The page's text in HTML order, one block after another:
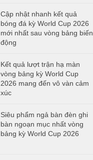
Cập nhật nhanh kết quả
bóng đá kỳ World Cup 2026
mới nhất sau vòng bảng biến
động
Kết quả lượt trận hạ màn
vòng bảng kỳ World Cup
2026 mang đến vô vàn cảm
xúc
Siêu phẩm ngả bàn đèn ghi
bàn ngoạn mục nhất vòng
bảng kỳ World Cup 2026